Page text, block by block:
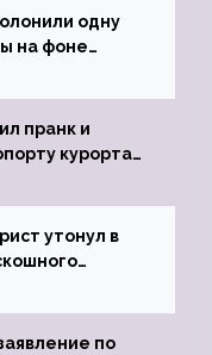
одну
на фоне
пранк и
курорта,
утонул в
по